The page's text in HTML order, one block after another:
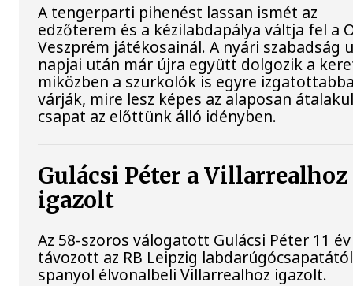
A tengerparti pihenést lassan ismét az
edzőterem és a kézilabdapálya váltja fel a
Veszprém játékosainál. A nyári szabadság
napjai után már újra együtt dolgozik a
miközben a szurkolók is egyre
várják, mire lesz képes az alaposan
csapat az előttünk álló idényben.
Gulácsi Péter a Villarrealhoz
igazolt
Az 58-szoros válogatott Gulácsi Péter 11
távozott az RB Leipzig
spanyol élvonalbeli Villarrealhoz igazolt.